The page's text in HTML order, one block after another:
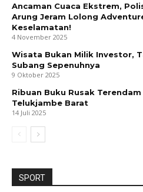
Ancaman Cuaca Ekstrem,
Arung Jeram Lolong
Keselamatan!
4 November 2025
Wisata Bukan Milik Investor,
Subang Sepenuhnya
9 Oktober 2025
Ribuan Buku Rusak Terendam
Telukjambe Barat
14 Juli 2025
SPORT